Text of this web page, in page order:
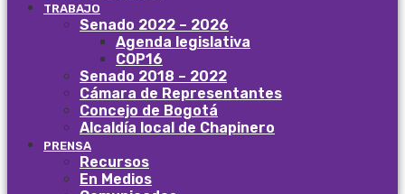
TRABAJO
Senado 2022 – 2026
Agenda legislativa
COP16
Senado 2018 – 2022
Cámara de Representantes
Concejo de Bogotá
Alcaldía local de Chapinero
PRENSA
Recursos
En Medios